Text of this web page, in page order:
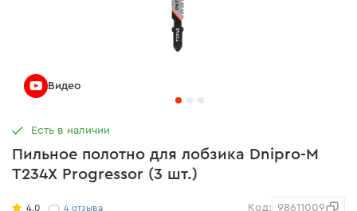
Пильное полотно для лобзика Dnipro-M
T234X Progressor (3 шт.)
4.0 4отзыва Код: 98611009
Есть в наличии
Видео